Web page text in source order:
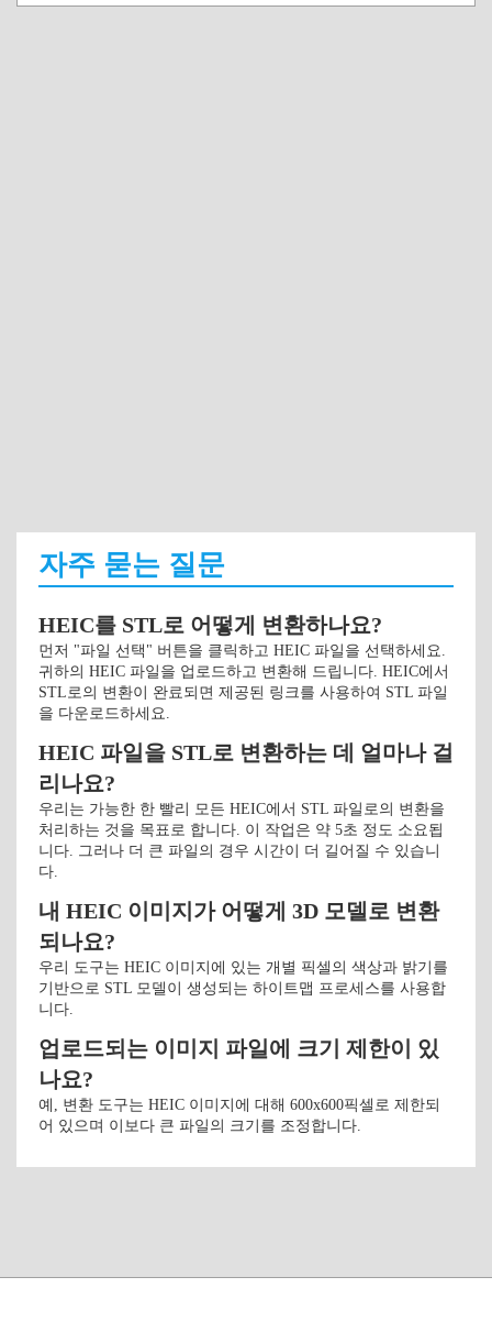
자주 묻는 질문
HEIC를 STL로 어떻게 변환하나요?
먼저 "파일 선택" 버튼을 클릭하고 HEIC 파일을 선택하세요.
귀하의 HEIC 파일을 업로드하고 변환해 드립니다. HEIC에서
STL로의 변환이 완료되면 제공된 링크를 사용하여 STL 파일
을 다운로드하세요.
HEIC 파일을 STL로 변환하는 데 얼마나 걸
리나요?
우리는 가능한 한 빨리 모든 HEIC에서 STL 파일로의 변환을
처리하는 것을 목표로 합니다. 이 작업은 약 5초 정도 소요됩
니다. 그러나 더 큰 파일의 경우 시간이 더 길어질 수 있습니
다.
내 HEIC 이미지가 어떻게 3D 모델로 변환
되나요?
우리 도구는 HEIC 이미지에 있는 개별 픽셀의 색상과 밝기를
기반으로 STL 모델이 생성되는 하이트맵 프로세스를 사용합
니다.
업로드되는 이미지 파일에 크기 제한이 있
나요?
예, 변환 도구는 HEIC 이미지에 대해 600x600픽셀로 제한되
어 있으며 이보다 큰 파일의 크기를 조정합니다.